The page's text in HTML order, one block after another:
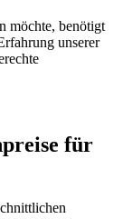
möchte, benötigt
unserer
für